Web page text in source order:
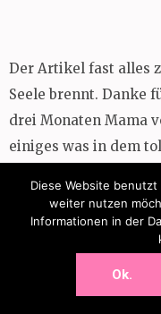
Der Artikel fast alles
Seele brennt. Danke
drei Monaten Mama
einiges was in dem
Schwangerschaft
jeder Mama, finde
deinem Kind. Es ist
und es sollte deine
beruhigt. Die Welt da
Diese Website
weiter nutzen
Informationen in der
Ok.